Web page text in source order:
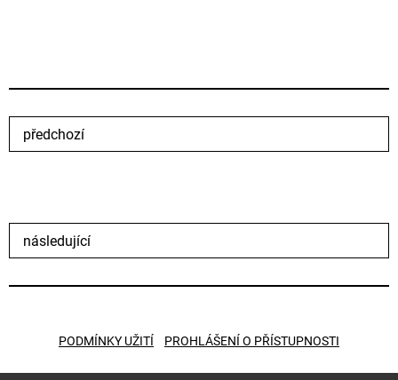
předchozí
následující
PODMÍNKY UŽITÍ PROHLÁŠENÍ O PŘÍSTUPNOSTI